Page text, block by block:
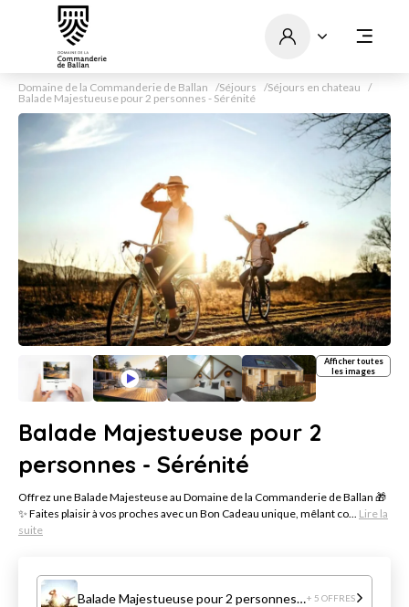
Domaine de la Commanderie de Ballan Séjours
Séjours en chateau
Balade Majestueuse pour 2 personnes - Sérénité
Afficher toutes
les images
Balade Majestueuse pour 2
personnes - Sérénité
Offrez une Balade Majesteuse au Domaine de la Commanderie de Ballan 🎁
✨ Faites plaisir à vos proches avec un Bon Cadeau unique, mêlant co... Lire la
suite
Balade Majestueuse pour 2 personnes - Sérénité+ 5 OFFRES